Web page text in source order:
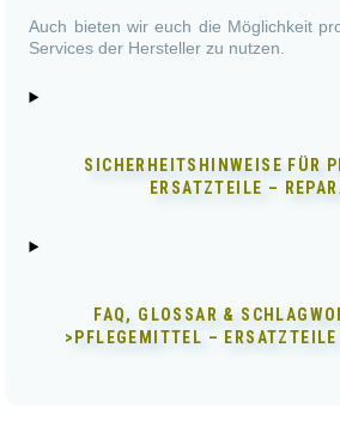
Auch bieten wir euch die Möglichkeit
Services der Hersteller zu nutzen.
SICHERHEITSHINWEISE FÜR
ERSATZTEILE –
FAQ, GLOSSAR &
>PFLEGEMITTEL – ERSATZTEILE